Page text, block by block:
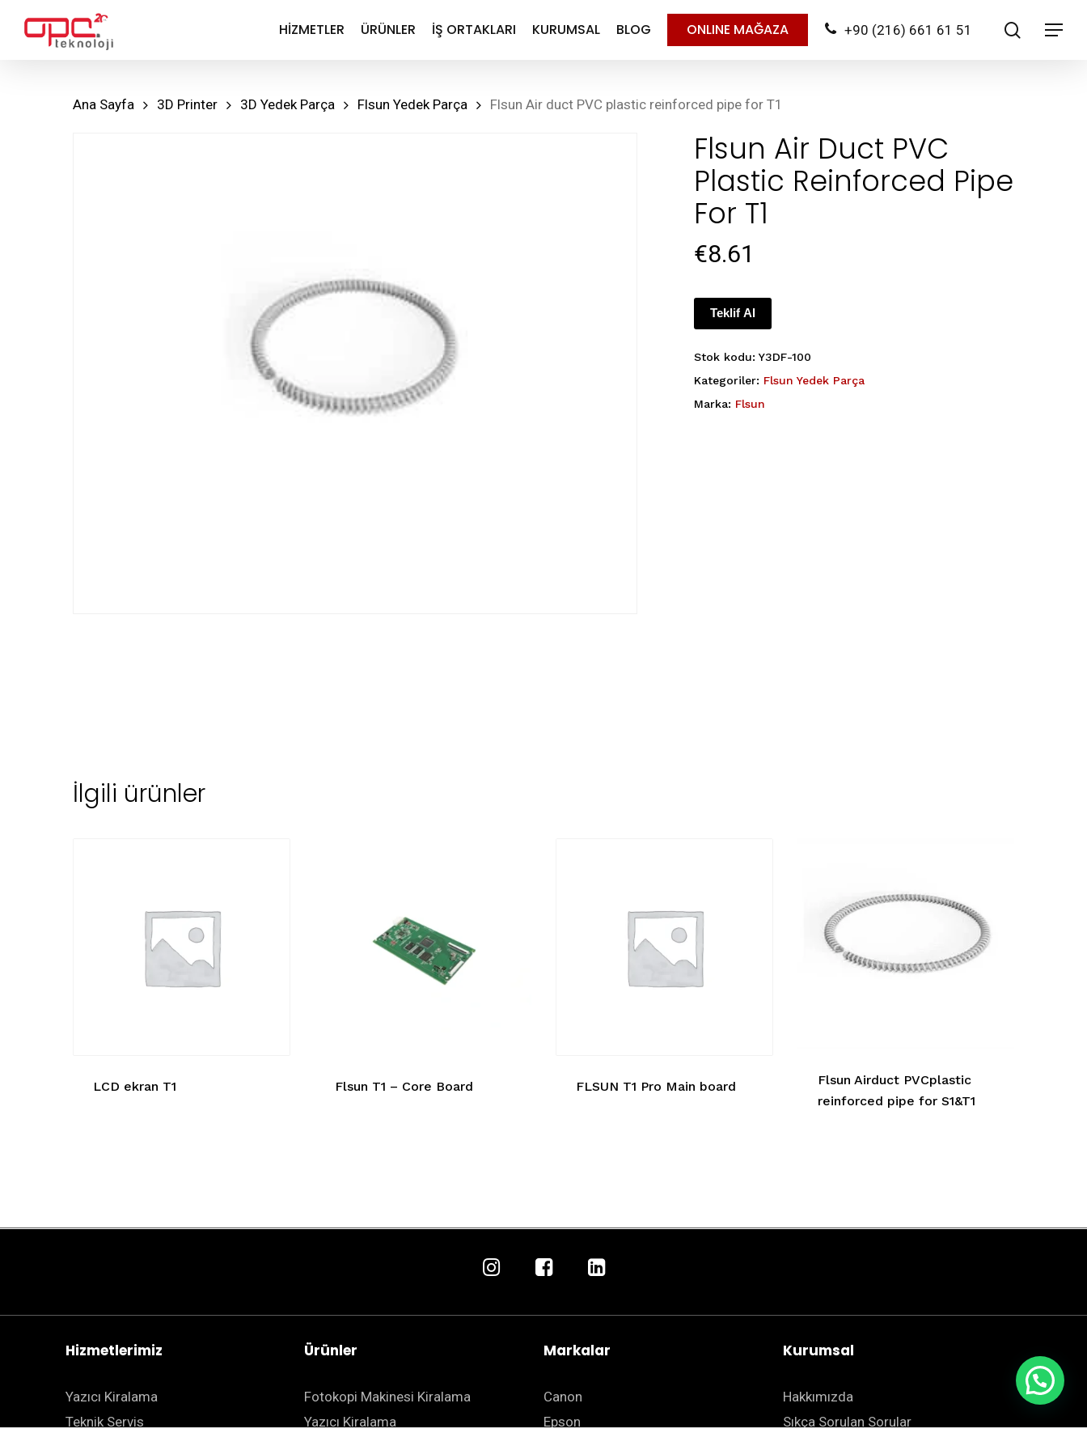
HIZMETLER ÜRÜNLER İŞ ORTAKLARI KURUMSAL BLOG ONLINE MAĞAZA +90 (216) 661 61 51 search
Menu
Ana Sayfa 3D Printer 3D Yedek Parça Flsun Yedek Parça Flsun Air duct PVC plastic reinforced pipe for T1
Flsun Air Duct PVC
Plastic Reinforced Pipe
For T1
€8.61
Teklif Al
Stok kodu:Y3DF-100
Kategoriler: Flsun Yedek Parça
Marka: Flsun
İlgili ürünler
LCD ekran T1 Flsun T1 – Core Board FLSUN T1 Pro Main board
Flsun Airduct PVCplastic
reinforced pipe for S1&T1
Hizmetlerimiz
Yazıcı Kiralama
Teknik Servis
Ürünler
Fotokopi Makinesi Kiralama
Yazıcı Kiralama
Markalar
Canon
Epson
Kurumsal
Hakkımızda
Sıkça Sorulan Sorular